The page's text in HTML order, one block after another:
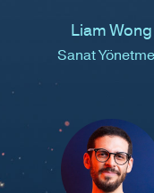
Liam Wong
Sanat